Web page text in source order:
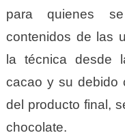
para quienes
contenidos de las
la técnica desde
cacao y su debido
del producto final,
chocolate.